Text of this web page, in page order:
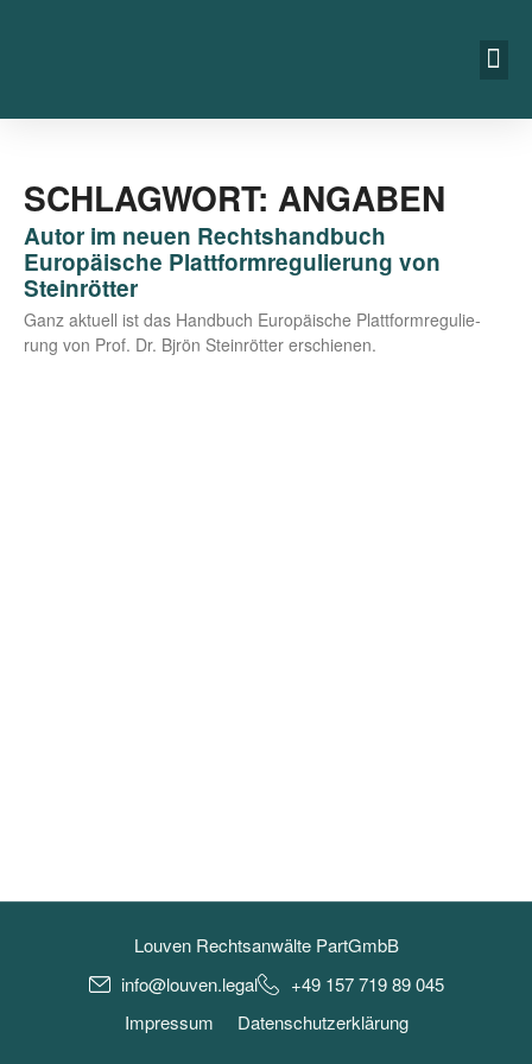
SCHLAGWORT: ANGABEN
Autor im neuen Rechtshandbuch
Europäische Plattformregulierung von
Steinrötter
Ganz aktu­ell ist das Hand­buch Euro­päi­sche Platt­form­re­gu­lie­
rung von Prof. Dr. Bjrön Stein­röt­ter erschienen.
Louven Rechtsanwälte PartGmbB
info@louven.legal
+49 157 719 89 045
Impressum
Datenschutzerklärung